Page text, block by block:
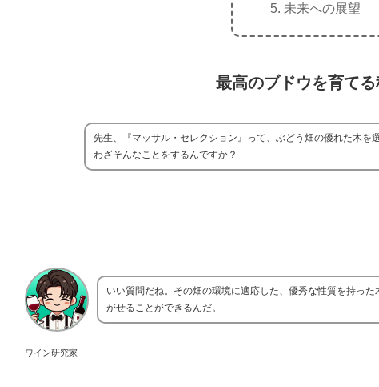
未来への展望
最高のブドウを育て
先生、『マッサル・セレクション』って、ぶどう畑の優れた木
わざそんなことをするんですか？
ワイン研究家
いい質問だね。その畑の環境に適応した、優秀な性質を持っ
がせることができるんだ。